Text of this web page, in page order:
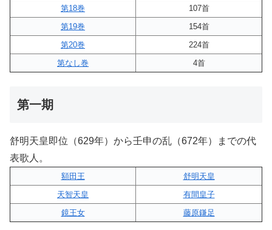
第18巻
107首
第19巻
154首
第20巻
224首
第なし巻
4首
第一期
舒明天皇即位（629年）から壬申の乱（672年）までの代
表歌人。
額田王
舒明天皇
天智天皇
有間皇子
鏡王女
藤原鎌足